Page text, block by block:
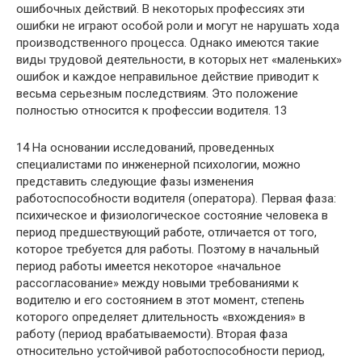
ошибочных действий. В некоторых профессиях эти
ошибки не играют особой роли и могут не нарушать хода
производственного процесса. Однако имеются такие
виды трудовой деятельности, в которых нет «маленьких»
ошибок и каждое неправильное действие приводит к
весьма серьезным последствиям. Это положение
полностью относится к профессии водителя. 13
14 На основании исследований, проведенных
специалистами по инженерной психологии, можно
представить следующие фазы изменения
работоспособности водителя (оператора). Первая фаза:
психическое и физиологическое состояние человека в
период предшествующий работе, отличается от того,
которое требуется для работы. Поэтому в начальный
период работы имеется некоторое «начальное
рассогласование» между новыми требованиями к
водителю и его состоянием в этот момент, степень
которого определяет длительность «вхождения» в
работу (период врабатываемости). Вторая фаза
относительно устойчивой работоспособности период,